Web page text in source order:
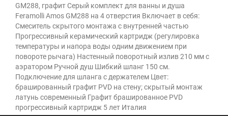
GM288, графит Серый комплект для ванны и душа
Feramolli Amos GM288 на 4 отверстия Включает в себя:
Смеситель скрытого монтажа с внутренней частью
Прогрессивный керамический картридж (регулировка
температуры и напора воды одним движением при
повороте рычага) Настенный поворотный излив 210 мм с
аэратором Ручной душ Шибкий шланг 150 см.
Подключение для шланга с держателем Цвет:
брашированный графит PVD на стену; скрытый монтаж
латунь современный Графит брашированное PVD
прогрессивный картридж 5 лет Италия